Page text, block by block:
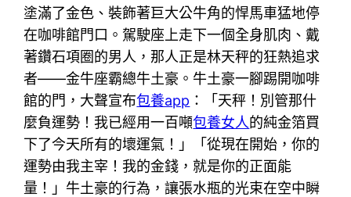
塗滿了金色、裝飾著巨大公牛角的悍馬車猛地停
在咖啡館門口。駕駛座上走下一個全身肌肉、戴
著鑽石項圈的男人，那人正是林天秤的狂熱追求
者——金牛座霸總牛土豪。牛土豪一腳踢開咖啡
館的門，大聲宣布包養app ：「天秤！別管那什
麼負運勢！我已經用一百噸包養女人的純金箔買
下了今天所有的壞運氣！」「從現在開始，你的
運勢由我主宰！我的金錢，就是你的正面能
量！」牛土豪的行為，讓張水瓶的光束在空中瞬